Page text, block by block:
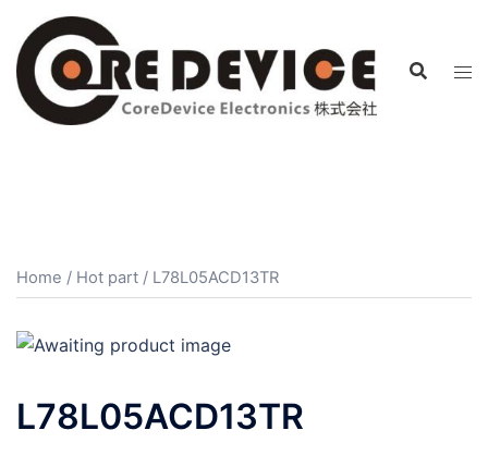
Home / Hot part / L78L05ACD13TR
L78L05ACD13TR